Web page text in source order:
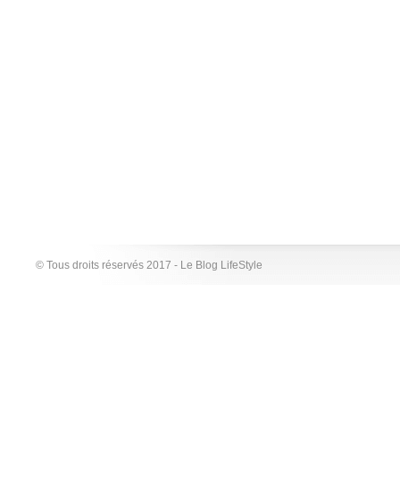
© Tous droits réservés 2017 - Le Blog LifeStyle